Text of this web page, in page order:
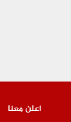
اعلن معنا